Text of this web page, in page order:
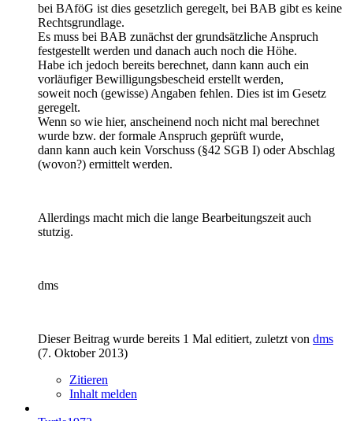
bei BAföG ist dies gesetzlich geregelt, bei BAB gibt es keine
Rechtsgrundlage.
Es muss bei BAB zunächst der grundsätzliche Anspruch
festgestellt werden und danach auch noch die Höhe.
Habe ich jedoch bereits berechnet, dann kann auch ein
vorläufiger Bewilligungsbescheid erstellt werden,
soweit noch (gewisse) Angaben fehlen. Dies ist im Gesetz
geregelt.
Wenn so wie hier, anscheinend noch nicht mal berechnet
wurde bzw. der formale Anspruch geprüft wurde,
dann kann auch kein Vorschuss (§42 SGB I) oder Abschlag
(wovon?) ermittelt werden.
Allerdings macht mich die lange Bearbeitungszeit auch
stutzig.
dms
Dieser Beitrag wurde bereits 1 Mal editiert, zuletzt von dms
(7. Oktober 2013)
Zitieren
Inhalt melden